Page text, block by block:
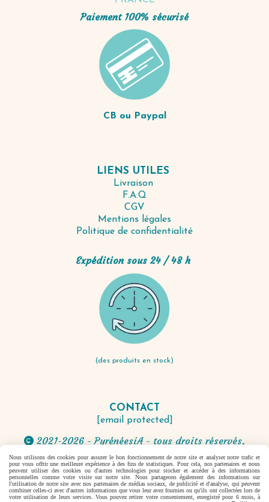
Paiement 100% sécurisé
CB ou Paypal
LIENS UTILES
Livraison
F.A.Q
CGV
Mentions légales
Politique de confidentialité
Expédition sous 24 / 48 h
(des produits en stock)
CONTACT
[email protected]
 2021-2026 - PyrénéesiA - tous droits réservés.
Facebook est désactivé. Autoriser
Nous utilisons des cookies pour assurer le bon fonctionnement de notre site et analyser notre trafic et
pour vous offrir une meilleure expérience à des fins de statistiques. Pour cela, nos partenaires et nous
peuvent utiliser des cookies ou d'autres technologies pour stocker et accéder à des informations
personnelles comme votre visite sur notre site. Nous partageons également des informations sur
l'utilisation de notre site avec nos partenaires de médias sociaux, de publicité et d'analyse, qui peuvent
combiner celles-ci avec d'autres informations que vous leur avez fournies ou qu'ils ont collectées lors de
votre utilisation de leurs services. Vous pouvez retirer votre consentement, enregistré pour 6 mois, à